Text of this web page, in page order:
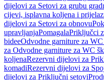
dijelovi za Setovi za grubu
cijevi, isplavna koljena i
dijelovi za Setovi za obnovu
upravljanjaPomagalaPriključci
bideeOdvodne garniture za
za Odvodne garniture za WC
koljenaRezervni dijelovi za
komadiRezervni dijelovi za
dijelovi za Priključni setovi